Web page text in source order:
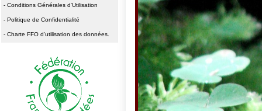
- Conditions Générales d'Utilisation
- Politique de Confidentialité
- Charte FFO d'utilisation des données.